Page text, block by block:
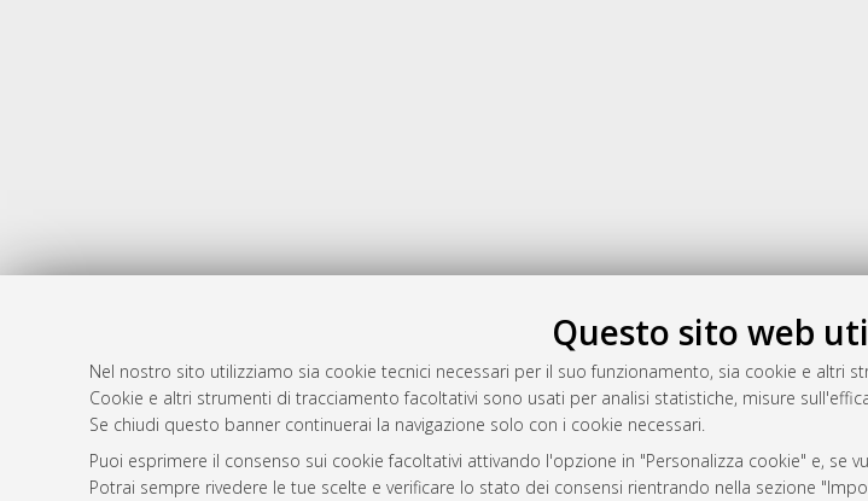
Questo sito web
Nel nostro sito utilizziamo sia cookie tecnici necessari per il suo funzionamento, sia cookie e
Cookie e altri strumenti di tracciamento facoltativi sono usati per analisi statistiche, misure
Se chiudi questo banner continuerai la navigazione solo con i cookie necessari.
Puoi esprimere il consenso sui cookie facoltativi attivando l'opzione in "Personalizza cookie" e,
Potrai sempre rivedere le tue scelte e verificare lo stato dei consensi rientrando nella sezione
Atom
Rss 1.0
Rss 2.0
AMS Dottorato
ISSN: 2038-7946
Servizio implementato e gestito da
Impostazioni Cookie
Informativa sulla privacy